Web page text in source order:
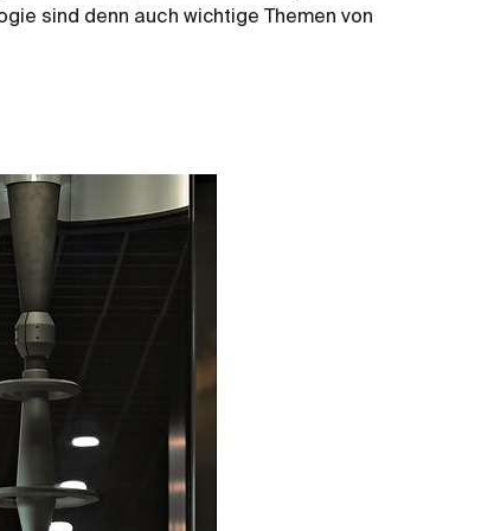
sind denn auch wichtige Themen von